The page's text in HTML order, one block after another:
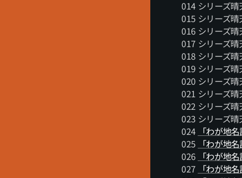
014 シリーズ晴
015 シリーズ晴
016 シリーズ晴
017 シリーズ晴
018 シリーズ晴
019 シリーズ晴
020 シリーズ晴
021 シリーズ晴
022 シリーズ晴
023 シリーズ晴
024
「わが地
025
「わが地
026
「わが地
027
「わが地